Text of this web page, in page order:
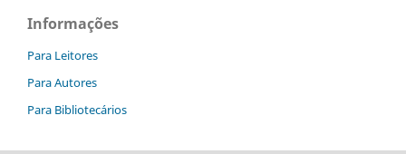
Informações
Para Leitores
Para Autores
Para Bibliotecários